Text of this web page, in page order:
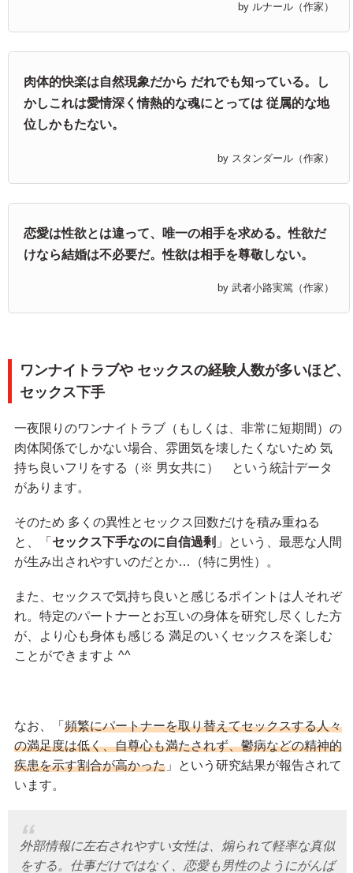
by ルナール（作家）
肉体的快楽は自然現象だから だれでも知っている。し
かしこれは愛情深く情熱的な魂にとっては 従属的な地
位しかもたない。
by スタンダール（作家）
恋愛は性欲とは違って、唯一の相手を求める。性欲だ
けなら結婚は不必要だ。性欲は相手を尊敬しない。
by 武者小路実篤（作家）
ワンナイトラブや セックスの経験人数が多いほど、
セックス下手
一夜限りのワンナイトラブ（もしくは、非常に短期間）の
肉体関係でしかない場合、雰囲気を壊したくないため 気
持ち良いフリをする（※ 男女共に） という統計データ
があります。
そのため 多くの異性とセックス回数だけを積み重ねる
と、「 セックス下手なのに自信過剰 」という、最悪な人間
が生み出されやすいのだとか…（特に男性）。
また、セックスで気持ち良いと感じるポイントは人それぞ
れ。特定のパートナーとお互いの身体を研究し尽くした方
が、より心も身体も感じる 満足のいくセックスを楽しむ
ことができますよ ^^
なお、「 頻繁にパートナーを取り替えてセックスする人々
の満足度は低く、自尊心も満たされず、鬱病などの精神的
疾患を示す割合が高かった」という研究結果が報告されて
います。
外部情報に左右されやすい女性は、煽られて軽率な真似
をする。仕事だけではなく、恋愛も男性のようにがんば